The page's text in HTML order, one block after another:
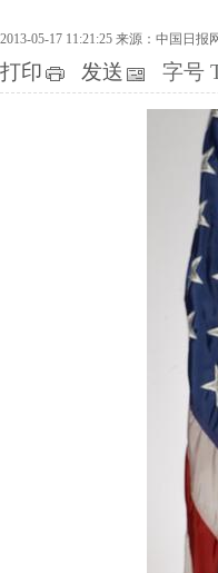
2013-05-17 11:21:25 来源：中国日报
打印 发送 字号